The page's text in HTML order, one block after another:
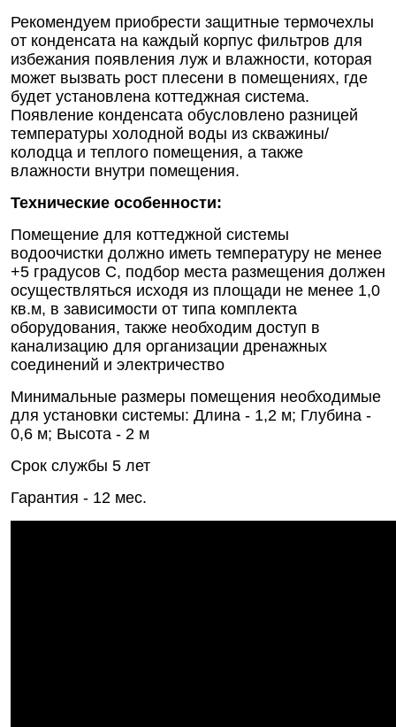
Рекомендуем приобрести защитные термочехлы
от конденсата на каждый корпус фильтров для
избежания появления луж и влажности, которая
может вызвать рост плесени в помещениях, где
будет установлена коттеджная система.
Появление конденсата обусловлено разницей
температуры холодной воды из скважины/
колодца и теплого помещения, а также
влажности внутри помещения.
Технические особенности:
Помещение для коттеджной системы
водоочистки должно иметь температуру не менее
+5 градусов С, подбор места размещения должен
осуществляться исходя из площади не менее 1,0
кв.м, в зависимости от типа комплекта
оборудования, также необходим доступ в
канализацию для организации дренажных
соединений и электричество
Минимальные размеры помещения необходимые
для установки системы: Длина - 1,2 м; Глубина -
0,6 м; Высота - 2 м
Срок службы 5 лет
Гарантия - 12 мес.